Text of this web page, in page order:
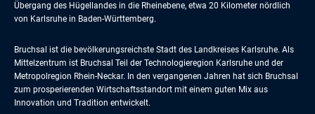
Übergang des Hügellandes in die Rheinebene, etwa 20 Kilometer nördlich
von Karlsruhe in Baden-Württemberg.
Bruchsal ist die bevölkerungsreichste Stadt des Landkreises Karlsruhe. Als
Mittelzentrum ist Bruchsal Teil der Technologieregion Karlsruhe und der
Metropolregion Rhein-Neckar. In den vergangenen Jahren hat sich Bruchsal
zum prosperierenden Wirtschaftsstandort mit einem guten Mix aus
Innovation und Tradition entwickelt.